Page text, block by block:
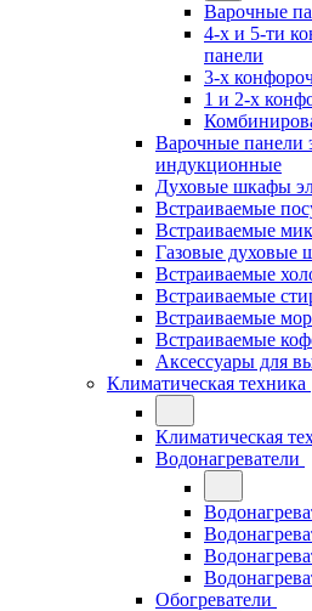
Варочные
4-х и 5-ти
панели
3-х
1 и 2-х
Варочные панели
индукционные
Духовые шкафы
Встраиваемые
Встраиваемые
Газовые духовые
Встраиваемые
Встраиваемые
Встраиваемые
Встраиваемые
Аксессуары для
Климатическая техника
Климатическая
Водонагреватели
Обогреватели